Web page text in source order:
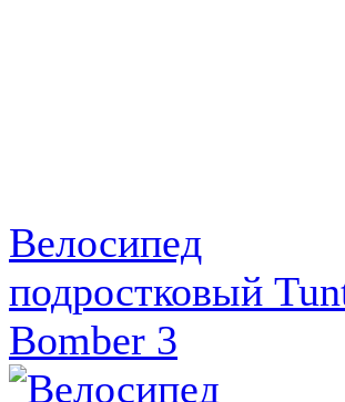
Велосипед
подростковый
Bomber 3